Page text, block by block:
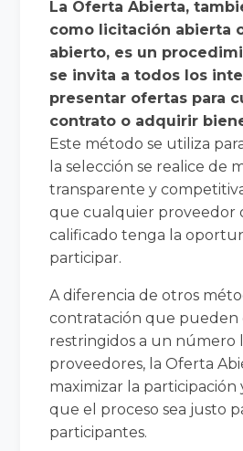
La Oferta Abierta,
como licitación abierta
abierto, es un
se invita a todos los
presentar ofertas para
contrato o adquirir
Este método se utiliza
la selección se realice de
transparente y
que cualquier proveedor
calificado tenga la
participar.
A diferencia de otros
contratación que pueden
restringidos a un número
proveedores, la Oferta
maximizar la participación
que el proceso sea justo
participantes.